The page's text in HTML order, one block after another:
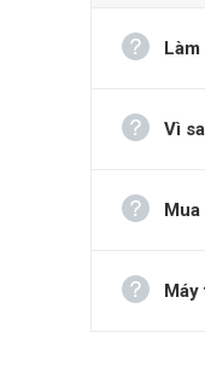
Masstel là
Vì